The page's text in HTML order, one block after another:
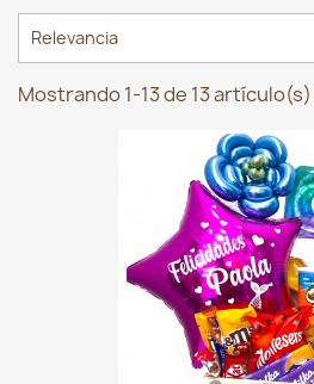
Relevancia
Mostrando 1-13 de 13 artículo(s)